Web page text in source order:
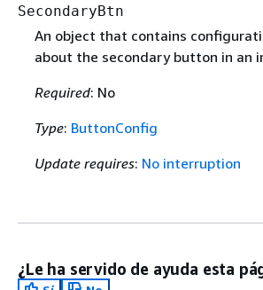
SecondaryBtn
An object that contains
about the secondary button in an
Required: No
Type: ButtonConfig
Update requires: No interruption
¿Le ha servido de ayuda esta